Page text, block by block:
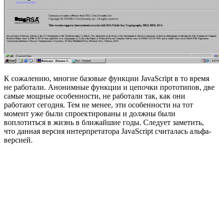
К сожалению, многие базовые функции JavaScript в то время
не работали. Анонимные функции и цепочки прототипов, две
самые мощные особенности, не работали так, как они
работают сегодня. Тем не менее, эти особенности на тот
момент уже были спроектированы и должны были
воплотиться в жизнь в ближайшие годы. Следует заметить,
что данная версия интерпретатора JavaScript считалась альфа-
версией.